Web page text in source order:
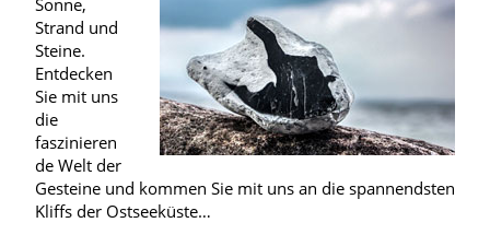
Sonne,
Strand und
Steine.
Entdecken
Sie mit uns
die
faszinieren
de Welt der
Gesteine und kommen Sie mit uns an die spannendsten
Kliffs der Ostseeküste…